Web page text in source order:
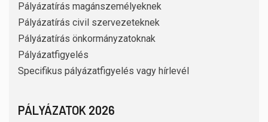
Pályázatírás magánszemélyeknek
Pályázatírás civil szervezeteknek
Pályázatírás önkormányzatoknak
Pályázatfigyelés
Specifikus pályázatfigyelés vagy hírlevél
PÁLYÁZATOK 2026